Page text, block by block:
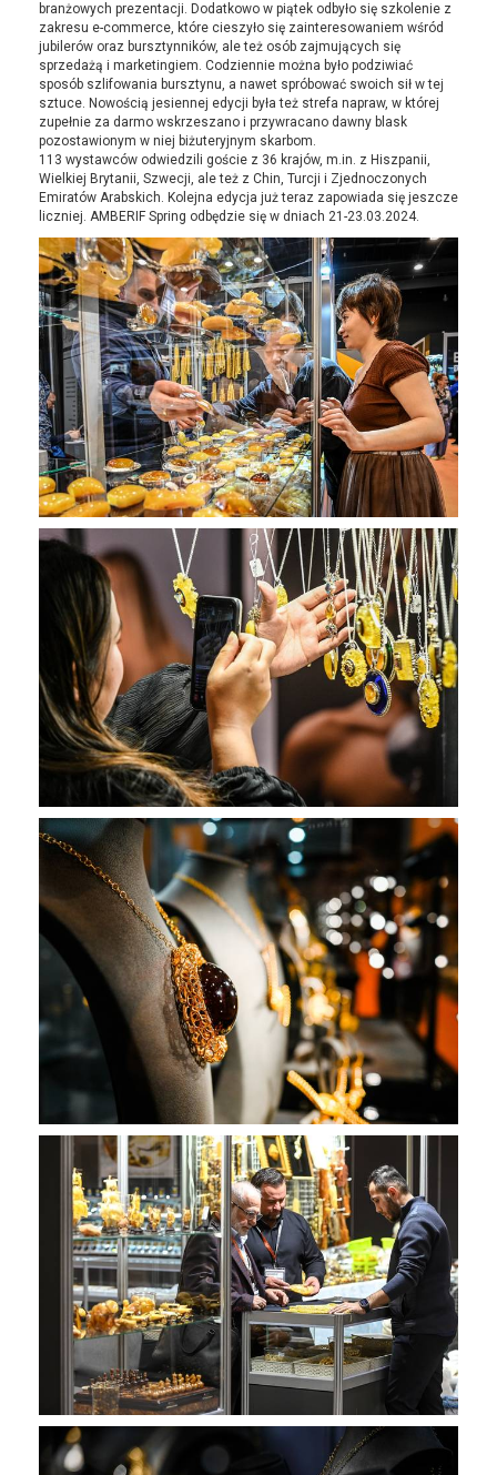
branżowych prezentacji. Dodatkowo w piątek odbyło się szkolenie z
zakresu e-commerce, które cieszyło się zainteresowaniem wśród
jubilerów oraz bursztynników, ale też osób zajmujących się
sprzedażą i marketingiem. Codziennie można było podziwiać
sposób szlifowania bursztynu, a nawet spróbować swoich sił w tej
sztuce. Nowością jesiennej edycji była też strefa napraw, w której
zupełnie za darmo wskrzeszano i przywracano dawny blask
pozostawionym w niej biżuteryjnym skarbom.
113 wystawców odwiedzili goście z 36 krajów, m.in. z Hiszpanii,
Wielkiej Brytanii, Szwecji, ale też z Chin, Turcji i Zjednoczonych
Emiratów Arabskich. Kolejna edycja już teraz zapowiada się jeszcze
liczniej. AMBERIF Spring odbędzie się w dniach 21-23.03.2024.